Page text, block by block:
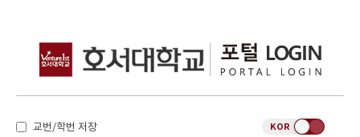
I-ONE 캠퍼스 스마트캠퍼스 통합앱 설
교번/학번 저장 KOR